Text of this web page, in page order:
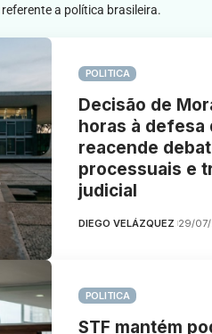
a política brasileira.
POLITICA
Decisão de
horas à defesa
reacende
processuais e
judicial
DIEGO VELÁZQUEZ 29/
POLITICA
STF mantém